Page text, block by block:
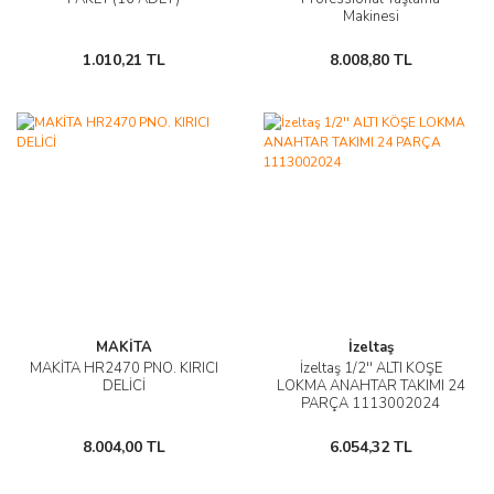
1.010,21 TL
Makinesi
8.008,80 TL
MAKİTA
MAKİTA HR2470 PNO. KIRICI
DELİCİ
8.004,00 TL
İzeltaş
İzeltaş 1/2'' ALTI KÖŞE
LOKMA ANAHTAR TAKIMI 24
PARÇA 1113002024
6.054,32 TL